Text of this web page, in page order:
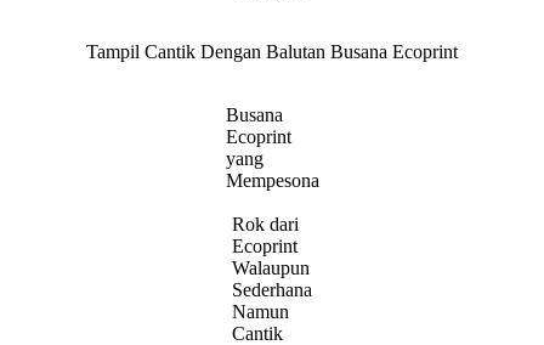
Tampil Cantik Dengan Balutan Busana Ecoprint
Busana
Ecoprint
yang
Mempesona
Rok dari
Ecoprint
Walaupun
Sederhana
Namun
Cantik